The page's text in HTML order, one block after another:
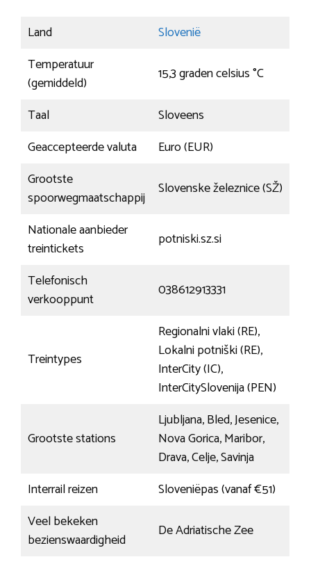
Land
Slovenië
Temperatuur
(gemiddeld)
15,3 graden celsius °C
Taal
Sloveens
Geaccepteerde valuta
Euro (EUR)
Grootste
spoorwegmaatschappij
Slovenske železnice (SŽ)
Nationale aanbieder
treintickets
potniski.sz.si
Telefonisch
verkooppunt
038612913331
Treintypes
Regionalni vlaki (RE),
Lokalni potniški (RE),
InterCity (IC),
InterCitySlovenija (PEN)
Grootste stations
Ljubljana, Bled, Jesenice,
Nova Gorica, Maribor,
Drava, Celje, Savinja
Interrail reizen
Sloveniëpas (vanaf €51)
Veel bekeken
bezienswaardigheid
De Adriatische Zee